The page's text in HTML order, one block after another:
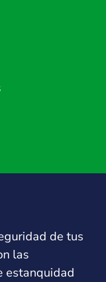
de tus
las
estanquidad